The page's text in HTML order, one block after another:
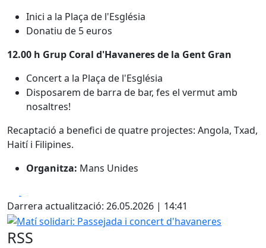
Inici a la Plaça de l'Església
Donatiu de 5 euros
12.00 h Grup Coral d'Havaneres de la Gent Gran
Concert a la Plaça de l'Església
Disposarem de barra de bar, fes el vermut amb
nosaltres!
Recaptació a benefici de quatre projectes: Angola, Txad,
Haití i Filipines.
Organitza: Mans Unides
Darrera actualització: 26.05.2026 | 14:41
Matí solidari: Passejada i concert d'havaneres
RSS